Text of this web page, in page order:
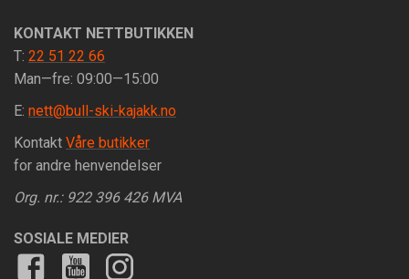
KONTAKT NETTBUTIKKEN
T: 22 51 22 66
Man—fre: 09:00—15:00
E: nett@bull-ski-kajakk.no
Kontakt Våre butikker
for andre henvendelser
Org. nr.: 922 396 426 MVA
SOSIALE MEDIER